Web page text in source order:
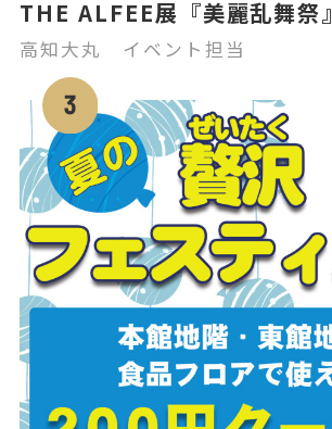
THE ALFEE展『美麗乱舞祭』
高知大丸 イベント担当